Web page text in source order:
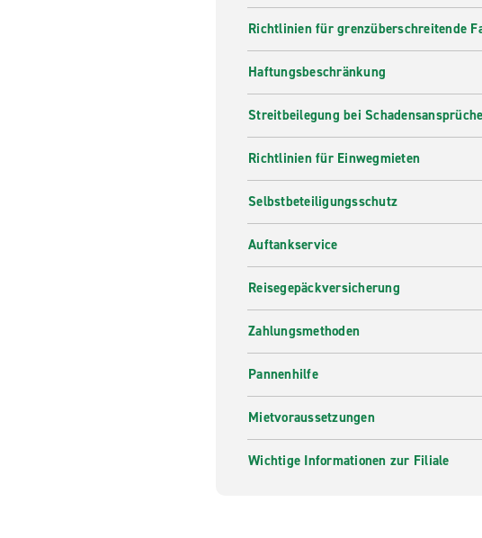
Mietfahrzeug bei Enterprise Rent-A-Car.
Richtlinien für grenzüberschreitende
Haftungsbeschränkung
Streitbeilegung bei
Richtlinien für Einwegmieten
Selbstbeteiligungsschutz
Auftankservice
Reisegepäckversicherung
Zahlungsmethoden
Pannenhilfe
Mietvoraussetzungen
Wichtige Informationen zur Filiale